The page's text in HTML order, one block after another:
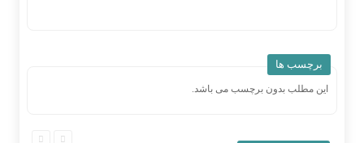
برچسب ها
این مطلب بدون برچسب می باشد.